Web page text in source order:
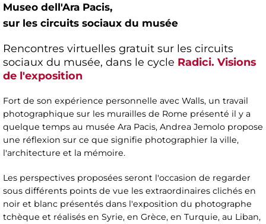
Museo dell'Ara Pacis,
sur les circuits sociaux du musée
Rencontres virtuelles gratuit sur les circuits
sociaux du musée, dans le cycle Radici. Visions
de l'exposition
Fort de son expérience personnelle avec Walls, un travail
photographique sur les murailles de Rome présenté il y a
quelque temps au musée Ara Pacis, Andrea Jemolo propose
une réflexion sur ce que signifie photographier la ville,
l'architecture et la mémoire.
Les perspectives proposées seront l'occasion de regarder
sous différents points de vue les extraordinaires clichés en
noir et blanc présentés dans l'exposition du photographe
tchèque et réalisés en Syrie, en Grèce, en Turquie, au Liban,